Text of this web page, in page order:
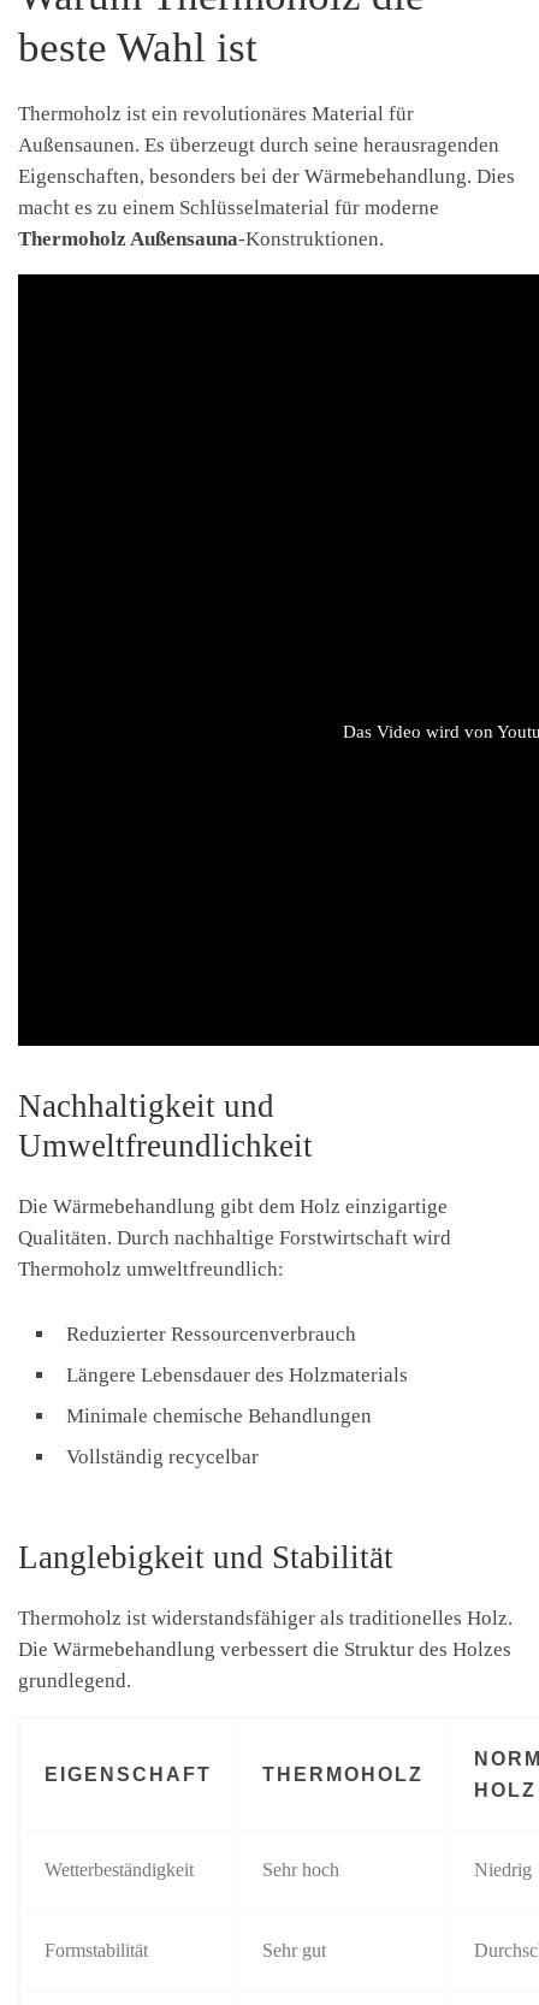
beste Wahl ist
Thermoholz ist ein revolutionäres Material für
Außensaunen. Es überzeugt durch seine herausragenden
Eigenschaften, besonders bei der Wärmebehandlung. Dies
macht es zu einem Schlüsselmaterial für moderne
Thermoholz Außensauna-Konstruktionen.
Das Video wird von
Nachhaltigkeit und
Umweltfreundlichkeit
Die Wärmebehandlung gibt dem Holz einzigartige
Qualitäten. Durch nachhaltige Forstwirtschaft wird
Thermoholz umweltfreundlich:
Reduzierter Ressourcenverbrauch
Längere Lebensdauer des Holzmaterials
Minimale chemische Behandlungen
Vollständig recycelbar
Langlebigkeit und Stabilität
Thermoholz ist widerstandsfähiger als traditionelles Holz.
Die Wärmebehandlung verbessert die Struktur des Holzes
grundlegend.
EIGENSCHAFT THERMOHOLZ
HOLZ
Wetterbeständigkeit Sehr hoch Niedrig
Formstabilität Sehr gut